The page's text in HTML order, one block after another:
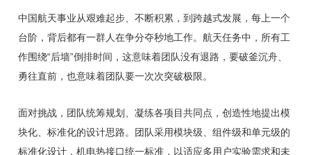
中国航天事业从艰难起步、不断积累，到跨越式发展，每上一个
台阶，背后都有一群人在争分夺秒地工作。航天任务中，所有工
作围绕“后墙”倒排时间，这意味着团队没有退路，要破釜沉舟、
勇往直前，也意味着团队要一次次突破极限。
面对挑战，团队统筹规划、凝练各项目共同点，创造性地提出模
块化、标准化的设计思路。团队采用模块级、组件级和单元级的
标准化设计，机电热接口统一标准，以适应多用户实验需求和未